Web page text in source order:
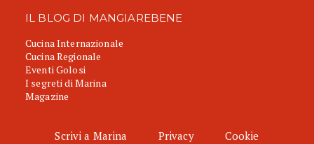
IL BLOG DI MANGIAREBENE
Cucina Internazionale
Cucina Regionale
Eventi Golosi
I segreti di Marina
Magazine
Scrivi a Marina Privacy Cookie